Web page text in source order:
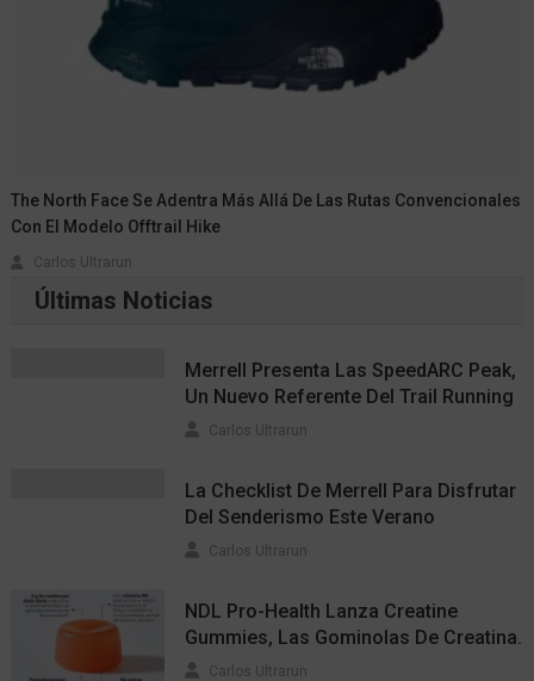
The North Face Se Adentra Más Allá De Las Rutas Convencionales
Con El Modelo Offtrail Hike
Carlos Ultrarun
Últimas Noticias
Merrell Presenta Las SpeedARC Peak,
Un Nuevo Referente Del Trail Running
Carlos Ultrarun
La Checklist De Merrell Para Disfrutar
Del Senderismo Este Verano
Carlos Ultrarun
NDL Pro-Health Lanza Creatine
Gummies, Las Gominolas De Creatina.
Carlos Ultrarun